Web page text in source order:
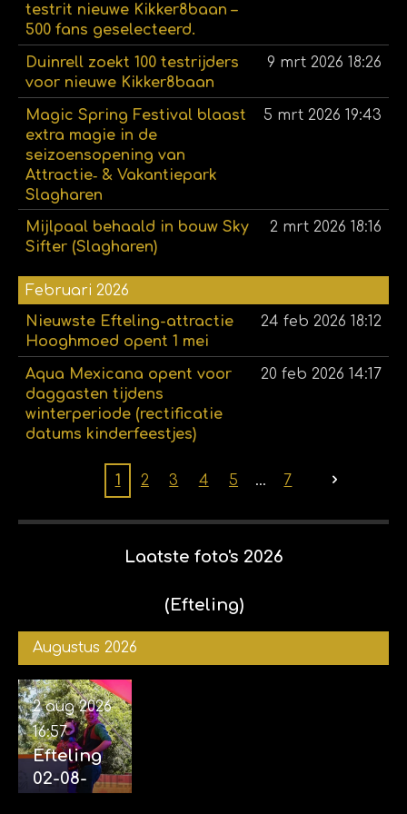
testrit nieuwe Kikker8baan –
500 fans geselecteerd.
Duinrell zoekt 100 testrijders
voor nieuwe Kikker8baan
9 mrt 2026 18:26
Magic Spring Festival blaast
extra magie in de
seizoensopening van
Attractie‑ & Vakantiepark
Slagharen
5 mrt 2026 19:43
Mijlpaal behaald in bouw Sky
Sifter (Slagharen)
2 mrt 2026 18:16
Februari 2026
Nieuwste Efteling-attractie
Hooghmoed opent 1 mei
24 feb 2026 18:12
Aqua Mexicana opent voor
daggasten tijdens
winterperiode (rectificatie
datums kinderfeestjes)
20 feb 2026 14:17
1 2 3 4 5 7
Laatste foto's 2026
(Efteling)
Augustus 2026
Efteling
02-08-
2 aug 2026
16:57